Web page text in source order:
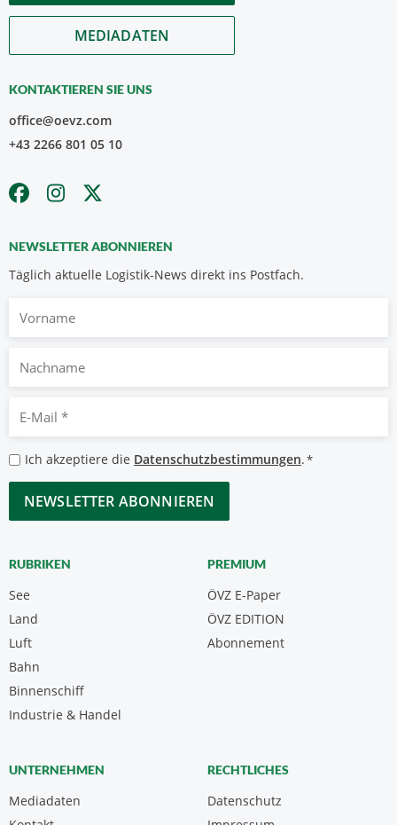
MEDIADATEN
KONTAKTIEREN SIE UNS
office@oevz.com
+43 2266 801 05 10
NEWSLETTER ABONNIEREN
Täglich aktuelle Logistik-News direkt ins Postfach.
Nachname
Mail
*
Datenschutzbestimmungen
*
Ich akzeptiere die Datenschutzbestimmungen.*
CAPTCHA
RUBRIKEN
See
Land
Luft
Bahn
Binnenschiff
Industrie & Handel
PREMIUM
ÖVZ E-Paper
Abonnement
ÖVZ EDITION
UNTERNEHMEN
Mediadaten
RECHTLICHES
Datenschutz